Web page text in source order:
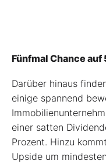
Fünfmal Chance
Darüber hinaus
einige spannend
einer satten
Prozent. Hinzu
Upside um